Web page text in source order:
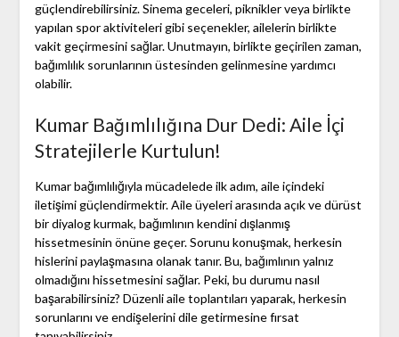
güçlendirebilirsiniz. Sinema geceleri, piknikler veya birlikte
yapılan spor aktiviteleri gibi seçenekler, ailelerin birlikte
vakit geçirmesini sağlar. Unutmayın, birlikte geçirilen zaman,
bağımlılık sorunlarının üstesinden gelinmesine yardımcı
olabilir.
Kumar Bağımlılığına Dur Dedi: Aile İçi
Stratejilerle Kurtulun!
Kumar bağımlılığıyla mücadelede ilk adım, aile içindeki
iletişimi güçlendirmektir. Aile üyeleri arasında açık ve dürüst
bir diyalog kurmak, bağımlının kendini dışlanmış
hissetmesinin önüne geçer. Sorunu konuşmak, herkesin
hislerini paylaşmasına olanak tanır. Bu, bağımlının yalnız
olmadığını hissetmesini sağlar. Peki, bu durumu nasıl
başarabilirsiniz? Düzenli aile toplantıları yaparak, herkesin
sorunlarını ve endişelerini dile getirmesine fırsat